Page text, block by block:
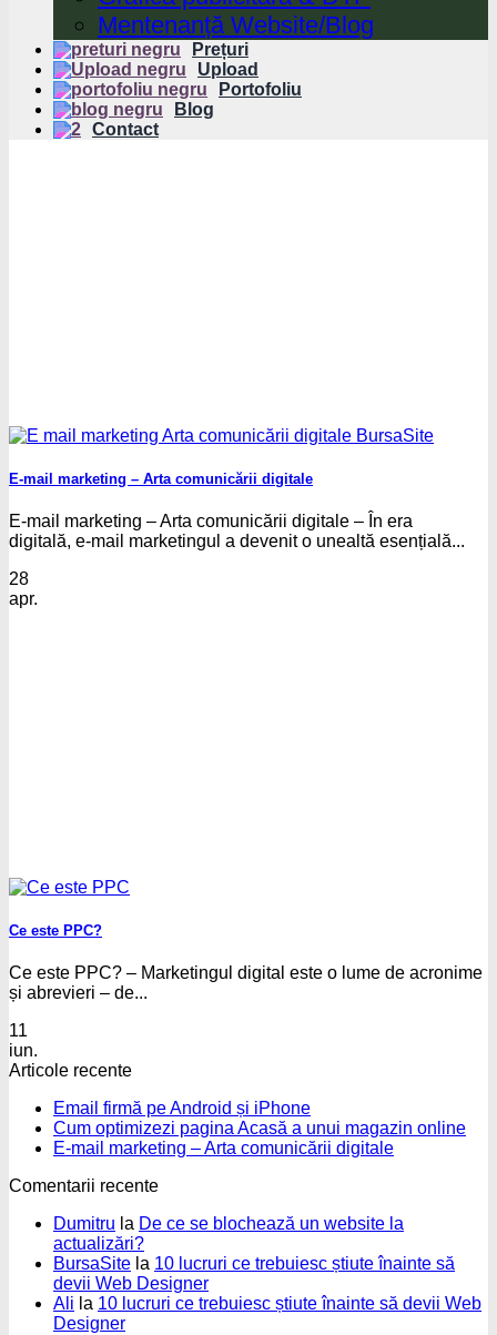
Mentenanță Website/Blog
Prețuri
Upload
Portofoliu
Blog
Contact
E-mail marketing – Arta comunicării digitale
E-mail marketing – Arta comunicării digitale – În era
digitală, e-mail marketingul a devenit o unealtă esențială...
28
apr.
Ce este PPC?
Ce este PPC? – Marketingul digital este o lume de acronime
și abrevieri – de...
11
iun.
Articole recente
Email firmă pe Android și iPhoneNiciun
comentariu
la
Android
iPhone
Cum optimizezi pagina Acasă a unui magazin online
E-mail marketing – Arta comunicării digitaleNiciun
mail
–
comunicării
Comentarii recente
Dumitru la De ce se blochează un website la
actualizări?
BursaSite la 10 lucruri ce trebuiesc știute înainte să
devii Web Designer
Ali la 10 lucruri ce trebuiesc știute înainte să devii Web
Designer